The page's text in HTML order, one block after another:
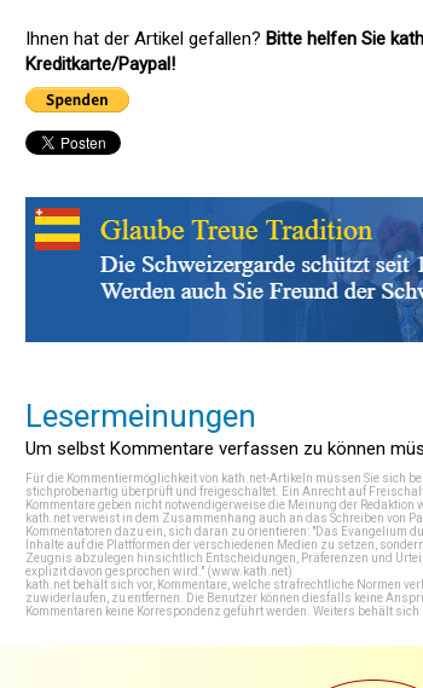
Ihnen hat der Artikel gefallen? Bitte helfen Sie
Kreditkarte/Paypal!
Lesermeinungen
Um selbst Kommentare verfassen zu können
Für die Kommentiermöglichkeit von kath.net-Artikeln müssen Sie sich bei
stichprobenartig überprüft und freigeschaltet. Ein Anrecht auf
Kommentare geben nicht notwendigerweise die Meinung der Redaktion
kath.net verweist in dem Zusammenhang auch an das Schreiben von
Kommentatoren dazu ein, sich daran zu orientieren: "Das Evangelium
Inhalte auf die Plattformen der verschiedenen Medien zu setzen,
Zeugnis abzulegen hinsichtlich Entscheidungen, Präferenzen und
explizit davon gesprochen wird." (www.kath.net)
kath.net behält sich vor, Kommentare, welche strafrechtliche Normen
zuwiderlaufen, zu entfernen. Die Benutzer können diesfalls keine
Kommentaren keine Korrespondenz geführt werden. Weiters behält